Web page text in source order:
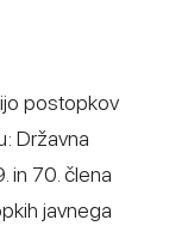
postopkov
Državna
in 70. člena
javnega